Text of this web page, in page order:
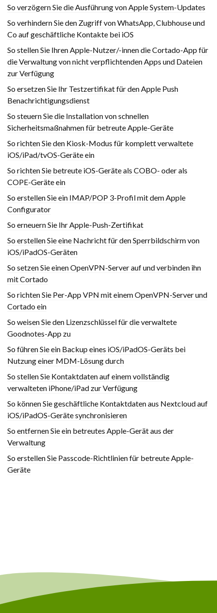
So verzögern Sie die Ausführung von Apple System-Updates
So verhindern Sie den Zugriff von WhatsApp, Clubhouse und
Co auf geschäftliche Kontakte bei iOS
So stellen Sie Ihren Apple-Nutzer/-innen die Cortado-App für
die Verwaltung von nicht verpflichtenden Apps und Dateien
zur Verfügung
So ersetzen Sie Ihr Testzertifikat für den Apple Push
Benachrichtigungsdienst
So steuern Sie die Installation von schnellen
Sicherheitsmaßnahmen für betreute Apple-Geräte
So richten Sie den Kiosk-Modus für komplett verwaltete
iOS/iPad/tvOS-Geräte ein
So richten Sie betreute iOS-Geräte als COBO- oder als
COPE-Geräte ein
So erstellen Sie ein IMAP/POP 3-Profil mit dem Apple
Configurator
So erneuern Sie Ihr Apple-Push-Zertifikat
So erstellen Sie eine Nachricht für den Sperrbildschirm von
iOS/iPadOS-Geräten
So setzen Sie einen OpenVPN-Server auf und verbinden ihn
mit Cortado
So richten Sie Per-App VPN mit einem OpenVPN-Server und
Cortado ein
So weisen Sie den Lizenzschlüssel für die verwaltete
Goodnotes-App zu
So führen Sie ein Backup eines iOS/iPadOS-Geräts bei
Nutzung einer MDM-Lösung durch
So stellen Sie Kontaktdaten auf einem vollständig
verwalteten iPhone/iPad zur Verfügung
So können Sie geschäftliche Kontaktdaten aus Nextcloud auf
iOS/iPadOS-Geräte synchronisieren
So entfernen Sie ein betreutes Apple-Gerät aus der
Verwaltung
So erstellen Sie Passcode-Richtlinien für betreute Apple-
Geräte